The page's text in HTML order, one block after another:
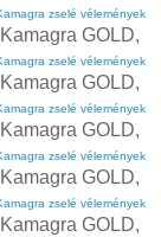
zselé vélemények
GOLD,
zselé vélemények
GOLD,
zselé vélemények
GOLD,
zselé vélemények
GOLD,
zselé vélemények
GOLD,